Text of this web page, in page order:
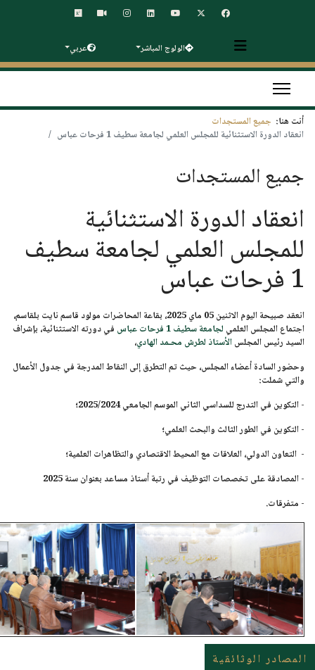
الولوج المباشر عربي
أنت هنا: جميع المستجدات
انعقاد الدورة الاستثنائية للمجلس العلمي لجامعة سطيف 1 فرحات عباس
جميع المستجدات
انعقاد الدورة الاستثنائية
للمجلس العلمي لجامعة سطيف
1 فرحات عباس
انعقد صبيحة اليومالاثنين 05 ماي 2025
، بقاعة المحاضرات مولود قاسم نايت بلقاسم،
اجتماع المجلس العلمي لجامعة سطيف 1 فرحات عباس
في دورته الاستثنائية، بإشراف
السيد رئيس المجلسالأستاذ لطرش محـمد الهادي،
وحضور السادة أعضاء المجلس، حيث تم التطرق إلى النقاط المدرجة في جدول الأعمال
والتي شملت:
-التكوين في التدرج للسداسي الثاني الموسم الجامعي2025/2024؛
-التكوين في الطور الثالث والبحث العلمي؛
- التعاون الدولي، العلاقات مع المحيط الاقتصادي والتظاهرات العلمية؛
-المصادقة على تخصصات التوظيف في رتبة أستاذ مساعد بعنوانسنة 2025
- متفرقات.
المصادر الوثائقية